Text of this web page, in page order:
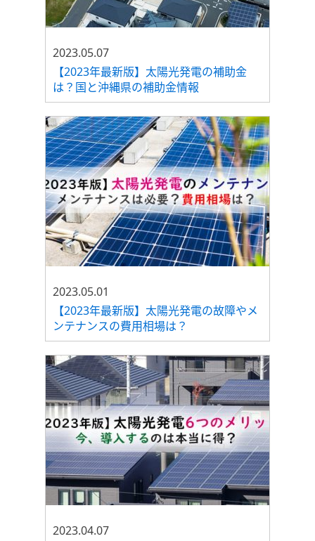
2023.05.07
【2023年最新版】太陽光発電の補助金
は？国と沖縄県の補助金情報
2023.05.01
【2023年最新版】太陽光発電の故障やメ
ンテナンスの費用相場は？
2023.04.07